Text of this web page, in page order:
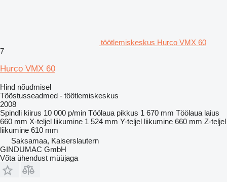
töötlemiskeskus Hurco VMX 60
7
Hurco VMX 60
Hind nõudmisel
Tööstusseadmed - töötlemiskeskus
2008
Spindli kiirus 10 000 p/min Töölaua pikkus 1 670 mm Töölaua laius
660 mm X-teljel liikumine 1 524 mm Y-teljel liikumine 660 mm Z-teljel
liikumine 610 mm
Saksamaa, Kaiserslautern
GINDUMAC GmbH
Võta ühendust müüjaga